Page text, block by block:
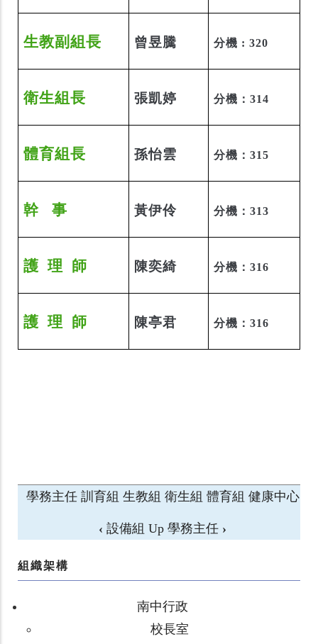
生教副 組長 曾昱騰 分機 : 320
衛生組長 張凱婷 分機：314
體育組長 孫怡雲 分機：315
幹 事 黃伊伶 分機：313
護 理 師 陳奕綺 分機：316
護 理 師 陳亭君 分機：316
學務主任 訓育組 生教組 衛生組 體育組 健康中心
‹ 設備組 Up 學務主任 ›
組織架構
南中行政
校長室